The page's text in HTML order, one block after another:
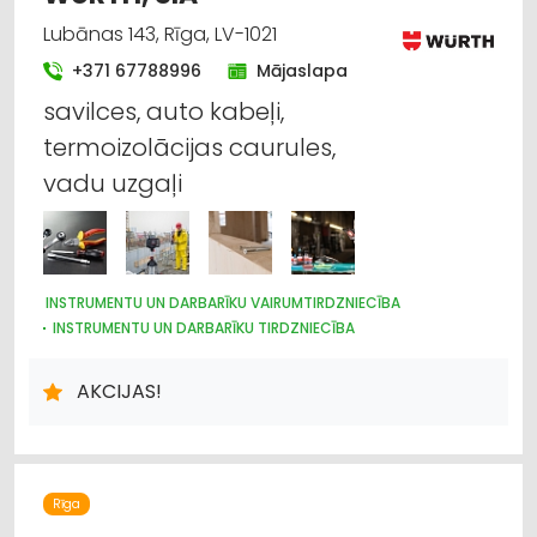
Lubānas 143, Rīga, LV-1021
+371 67788996 Mājaslapa
savilces, auto kabeļi,
termoizolācijas caurules,
vadu uzgaļi
INSTRUMENTU UN DARBARĪKU VAIRUMTIRDZNIECĪBA
INSTRUMENTU UN DARBARĪKU TIRDZNIECĪBA
AUTOSERVISU APRĪKOJUMS
DARBA AIZSARDZĪBAS LĪDZEKĻI, FORMASTĒRPI, DARBA APĢĒRBI
VAIRUMTIRDZNIECĪBA
BŪVMATERIĀLU, BŪVKONSTRUKCIJU TIRDZNIECĪBA
BŪVMATERIĀLU, BŪVKONSTRUKCIJU VAIRUMTIRDZNIECĪBA
AKCIJAS!
Rīga